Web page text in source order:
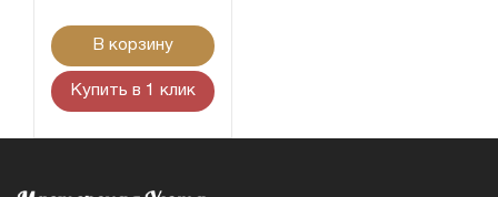
В корзину
Купить в 1 клик